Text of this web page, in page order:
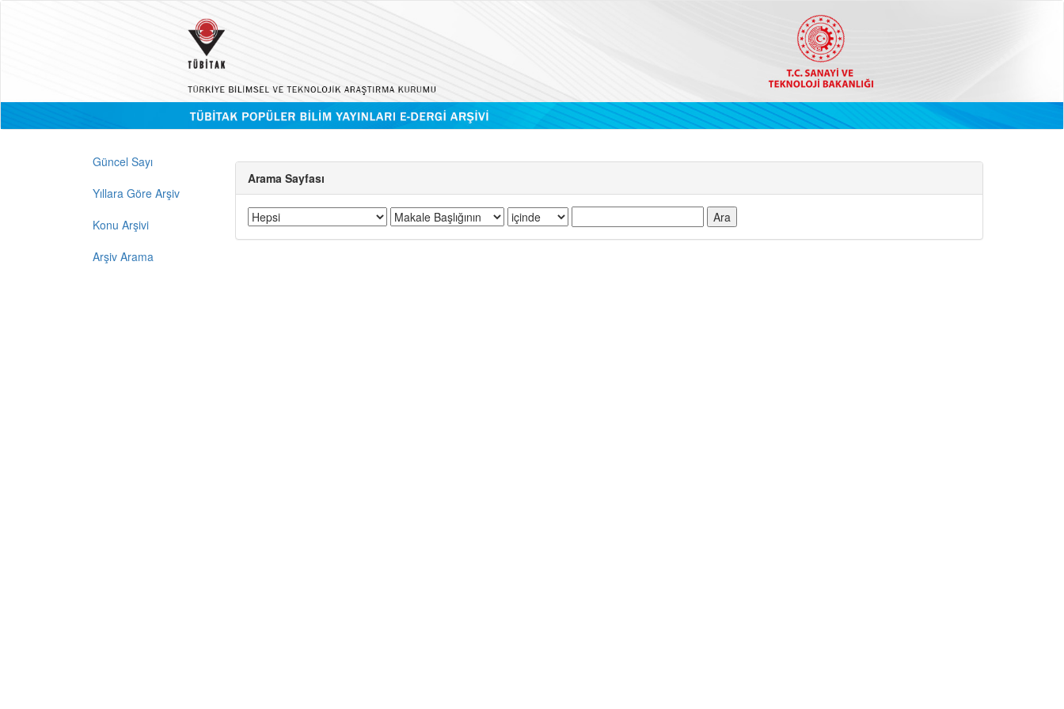
Güncel Sayı
Yıllara Göre Arşiv
Konu Arşivi
Arşiv Arama
Arama Sayfası